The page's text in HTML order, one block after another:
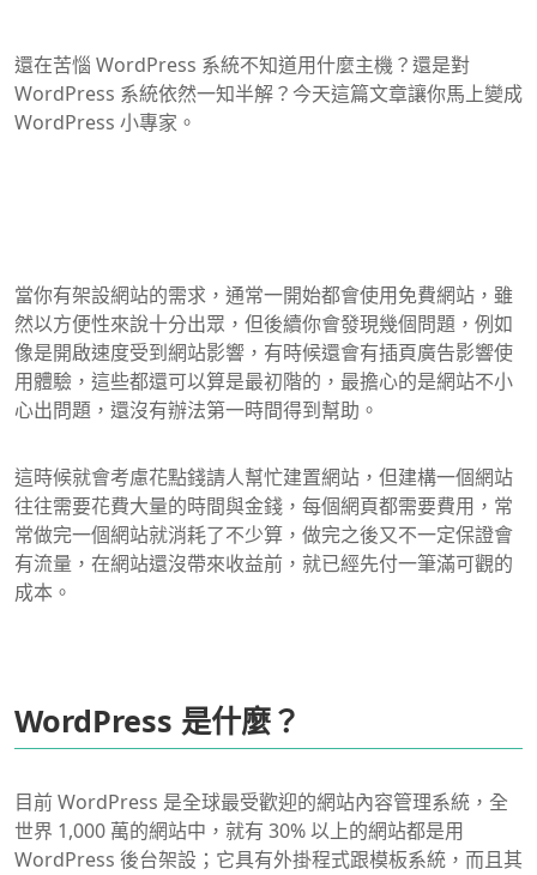
還在苦惱 WordPress 系統不知道用什麼主機？還是對
WordPress 系統依然一知半解？今天這篇文章讓你馬上變成
WordPress 小專家。
當你有架設網站的需求，通常一開始都會使用免費網站，雖
然以方便性來說十分出眾，但後續你會發現幾個問題，例如
像是開啟速度受到網站影響，有時候還會有插頁廣告影響使
用體驗，這些都還可以算是最初階的，最擔心的是網站不小
心出問題，還沒有辦法第一時間得到幫助。
這時候就會考慮花點錢請人幫忙建置網站，但建構一個網站
往往需要花費大量的時間與金錢，每個網頁都需要費用，常
常做完一個網站就消耗了不少算，做完之後又不一定保證會
有流量，在網站還沒帶來收益前，就已經先付一筆滿可觀的
成本。
WordPress 是什麼？
目前 WordPress 是全球最受歡迎的網站內容管理系統，全
世界 1,000 萬的網站中，就有 30% 以上的網站都是用
WordPress 後台架設；它具有外掛程式跟模板系統，而且其